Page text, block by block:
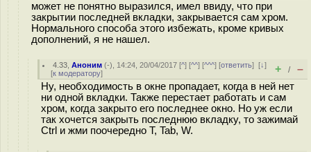
может не понятно выразился, имел ввиду, что при
закрытии последней вкладки, закрывается сам хром.
Нормального способа этого избежать, кроме кривых
дополнений, я не нашел.
4.33 ,Аноним (-), 14:24, 20/04/2017 [^] [^^] [^^^] [ответить][↓]
[к модератору] + / –
Ну, необходимость в окне пропадает, когда в ней нет
ни одной вкладки. Также перестает работать и сам
хром, когда закрыто его последнее окно. Но уж если
так хочется закрыть последнюю вкладку, то зажимай
Ctrl и жми поочередно T, Tab, W.